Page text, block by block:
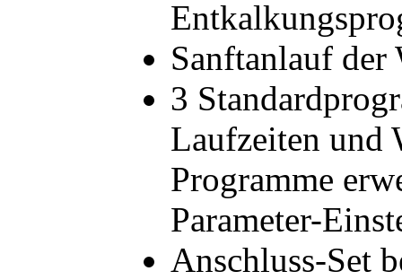
Sanftanlauf der
3
Laufzeiten und
Programme
Parameter-
Anschluss-Set